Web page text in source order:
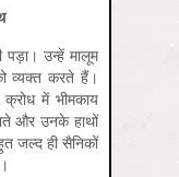
पड़ा। उन्हें मालूम
व्यक्त करते हैं।
में भीमकाय
और उनके हाथों
जल्द ही सैनिकों